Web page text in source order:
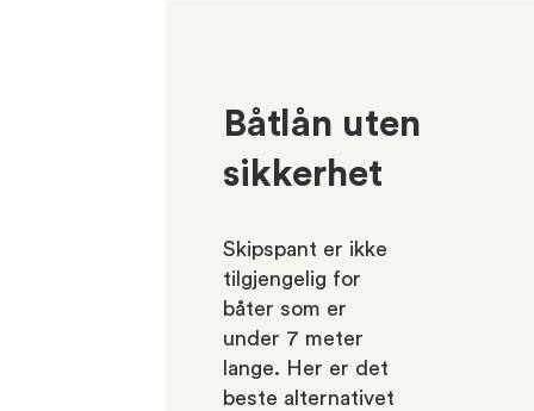
Båtlån uten
sikkerhet
Skipspant er ikke
tilgjengelig for
båter som er
under 7 meter
lange. Her er det
beste alternativet